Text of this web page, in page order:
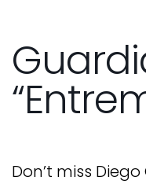
Don’t miss